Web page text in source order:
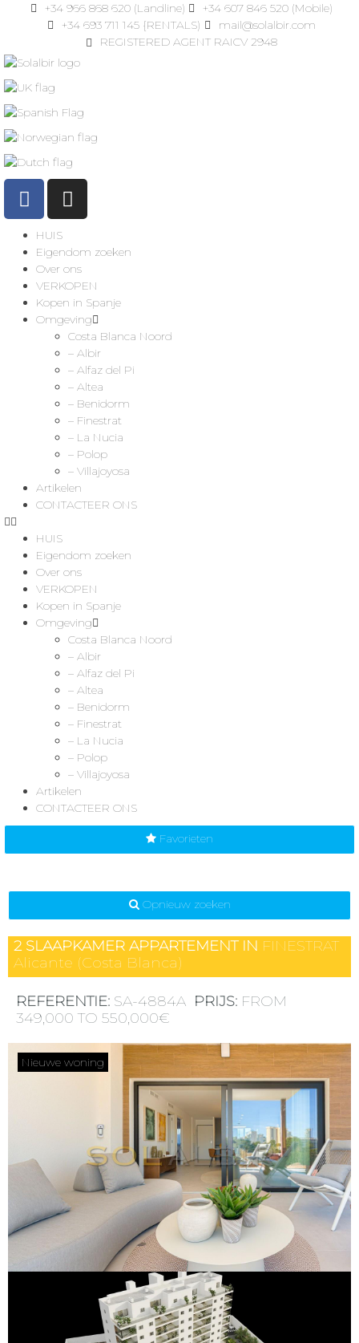
+34 966 868 620 (Landline)
+34 607 846 520 (Mobile)
+34 693 711 145 {RENTALS)
mail@solalbir.com
REGISTERED AGENT RAICV 2948
HUIS
Eigendom zoeken
Over ons
VERKOPEN
Kopen in Spanje
Omgeving
Costa Blanca Noord
– Albir
– Alfaz del Pi
– Altea
– Benidorm
– Finestrat
– La Nucia
– Polop
– Villajoyosa
Artikelen
CONTACTEER ONS
HUIS
Eigendom zoeken
Over ons
VERKOPEN
Kopen in Spanje
Omgeving
Costa Blanca Noord
– Albir
– Alfaz del Pi
– Altea
– Benidorm
– Finestrat
– La Nucia
– Polop
– Villajoyosa
Artikelen
CONTACTEER ONS
Favorieten
Opnieuw zoeken
2 SLAAPKAMER APPARTEMENT IN FINESTRAT
Alicante (Costa Blanca)
REFERENTIE: SA-4884A PRIJS: FROM
349,000 TO 550,000€
Nieuwe woning